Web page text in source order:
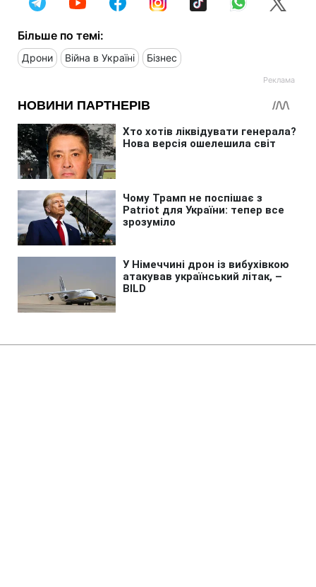
Більше по темі:
Дрони Війна в Україні Бізнес